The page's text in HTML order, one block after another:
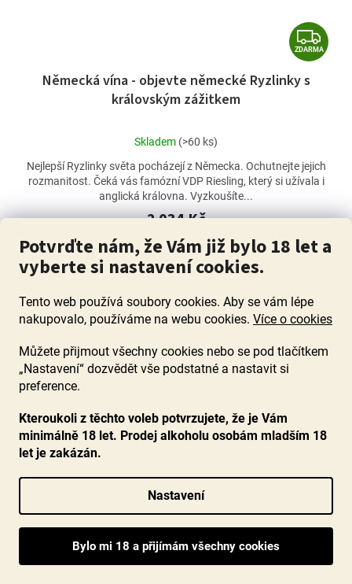
Potvrďte nám, že Vám již bylo 18 let a
vyberte si nastavení cookies.
Tento web používá soubory cookies. Aby se vám lépe
nakupovalo, používáme na webu cookies. Více o cookies
Můžete přijmout všechny cookies nebo se pod tlačítkem
„Nastavení“ dozvědět vše podstatné a nastavit si
preference.
Kteroukoli z těchto voleb potvrzujete, že je Vám
minimálně 18 let. Prodej alkoholu osobám mladším 18
let je zakázán.
Nastavení
Z
D
ZDARMA
Německá vína - objevte německé Ryzlinky s
královským zážitkem
Průměrné
produktu
je
5,0
z
hvězdiček.
Skladem (>60 ks)
2 034 Kč
Měrná
cena:
339 Kč / 1 ks
DO KOŠÍKU
Nejlepší Ryzlinky světa pocházejí z Německa. Ochutnejte jejich
rozmanitost. Čeká vás famózní VDP Riesling, který si užívala i
anglická královna. Vyzkoušíte...
Akce
Alvarinho Vinho Verde 2025, Giao, Portugalsko